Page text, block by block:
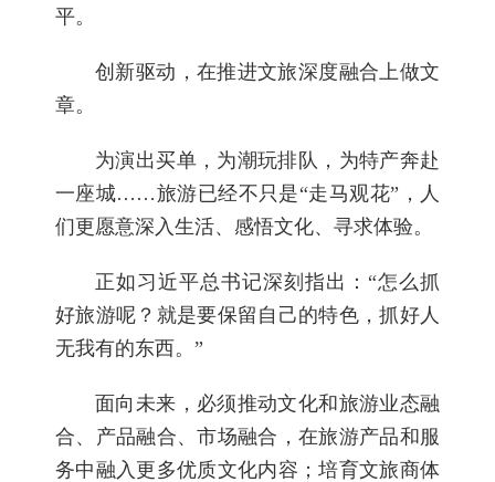
平。
创新驱动，在推进文旅深度融合上做文
章。
为演出买单，为潮玩排队，为特产奔赴
一座城……旅游已经不只是“走马观花”，人
们更愿意深入生活、感悟文化、寻求体验。
正如习近平总书记深刻指出：“怎么抓
好旅游呢？就是要保留自己的特色，抓好人
无我有的东西。”
面向未来，必须推动文化和旅游业态融
合、产品融合、市场融合，在旅游产品和服
务中融入更多优质文化内容；培育文旅商体